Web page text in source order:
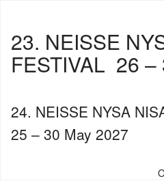
23. NEISSE
FESTIVAL 26 –
24. NEISSE NYSA
25 – 30 May 2027